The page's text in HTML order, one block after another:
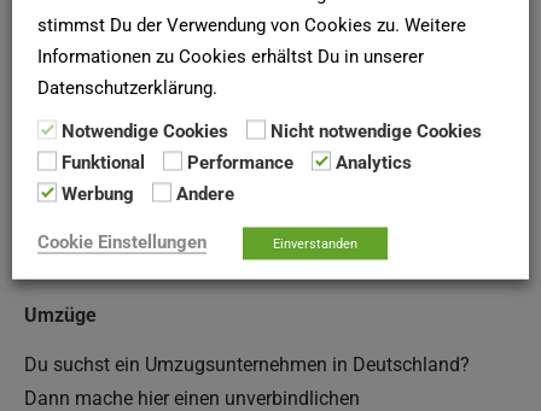
bei derSCHUFAanfordern!
Mehr als 5.000 Menschen haben unseren Newsletter für
die Wohnungssuche abonniert. Warum du nicht?
Umzüge
Du suchst ein Umzugsunternehmen in Deutschland?
Dann mache hier einen unverbindlichen
stimmst Du der Verwendung von Cookies zu. Weitere
Informationen zu Cookies erhältst Du in unserer
Datenschutzerklärung.
Notwendige Cookies
Nicht notwendige Cookies
Funktional
Performance
Analytics
Werbung
Andere
Cookie Einstellungen Einverstanden